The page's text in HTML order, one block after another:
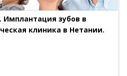
Имплантация зубов в
клиника в Нетании.